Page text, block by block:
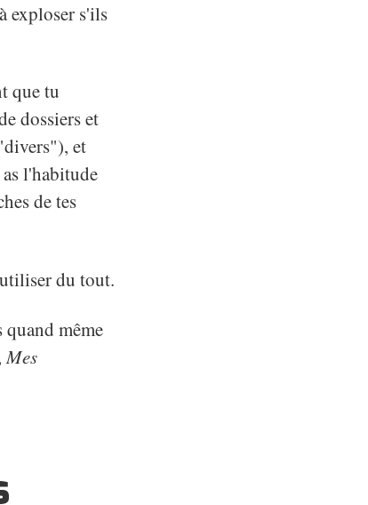
exploser s'ils
que tu
dossiers et
et
l'habitude
de tes
du tout.
même
Mes